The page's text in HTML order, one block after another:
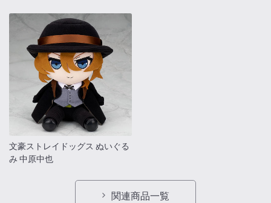
文豪ストレイドッグス ぬいぐる
み 中原中也
関連商品一覧